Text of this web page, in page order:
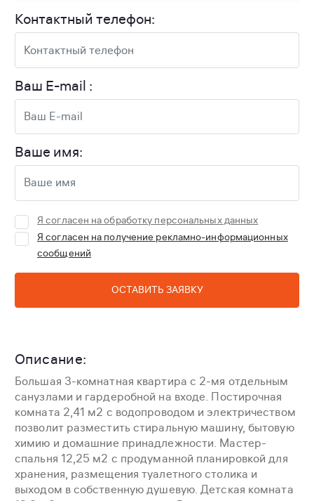
Контактный телефон:
Ваш E-mail :
Ваше имя:
Я согласен на обработку персональных данных
Я согласен на получение рекламно-информационных
сообщений
ОСТАВИТЬ ЗАЯВКУ
Описание:
Большая 3-комнатная квартира с 2-мя отдельным
санузлами и гардеробной на входе. Постирочная
комната 2,41 м2 с водопроводом и электричеством
позволит разместить стиральную машину, бытовую
химию и домашние принадлежности. Мастер-
спальня 12,25 м2 с продуманной планировкой для
хранения, размещения туалетного столика и
выходом в собственную душевую. Детская комната